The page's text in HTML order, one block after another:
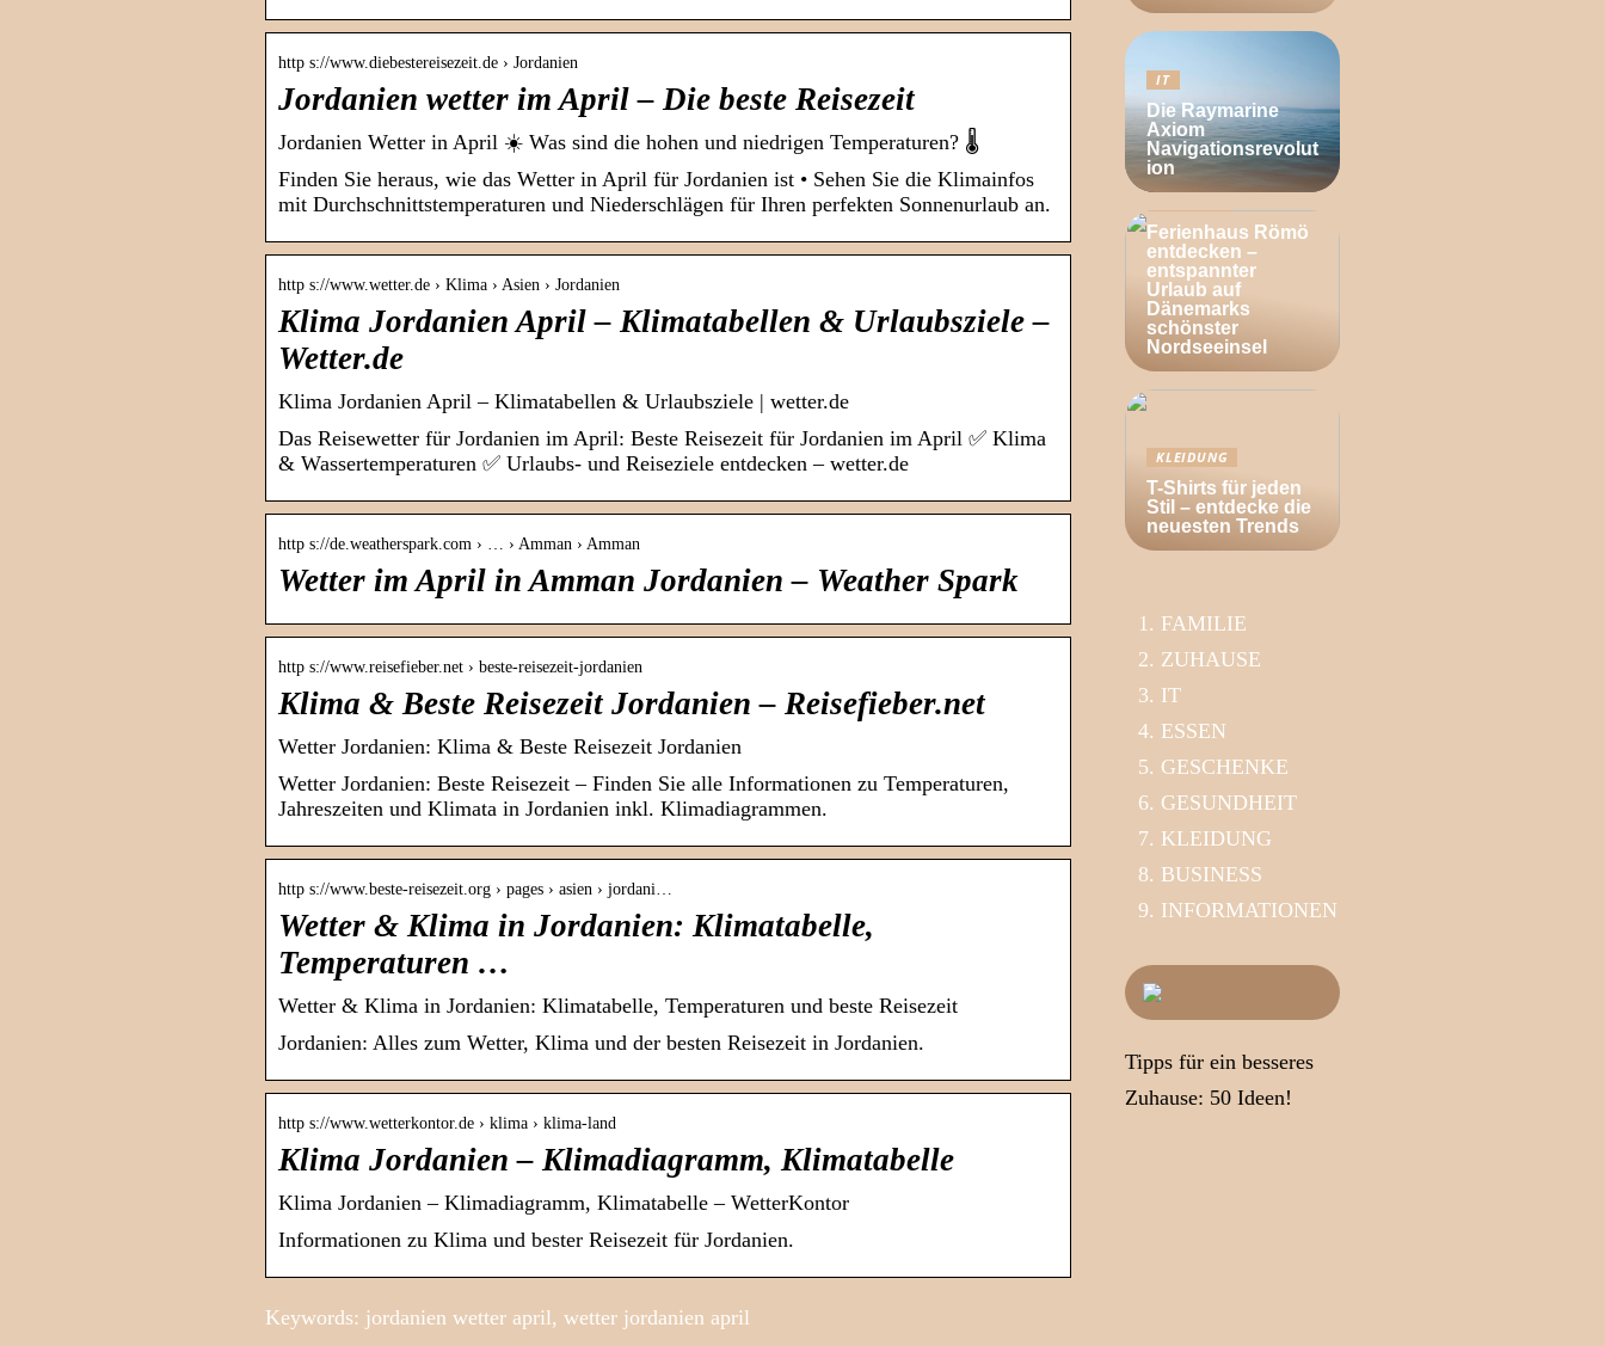
http s://www.diebestereisezeit.de › Jordanien
Jordanien wetter im April – Die beste Reisezeit
Jordanien Wetter in April ☀️ Was sind die hohen und niedrigen Temperaturen? 🌡️
Finden Sie heraus, wie das Wetter in April für Jordanien ist • Sehen Sie die Klimainfos
mit Durchschnittstemperaturen und Niederschlägen für Ihren perfekten Sonnenurlaub an.
http s://www.wetter.de › Klima › Asien › Jordanien
Klima Jordanien April – Klimatabellen & Urlaubsziele –
Wetter.de
Klima Jordanien April – Klimatabellen & Urlaubsziele | wetter.de
Das Reisewetter für Jordanien im April: Beste Reisezeit für Jordanien im April ✅ Klima
& Wassertemperaturen ✅ Urlaubs- und Reiseziele entdecken – wetter.de
http s://de.weatherspark.com › … › Amman › Amman
Wetter im April in Amman Jordanien – Weather Spark
http s://www.reisefieber.net › beste-reisezeit-jordanien
Klima & Beste Reisezeit Jordanien – Reisefieber.net
Wetter Jordanien: Klima & Beste Reisezeit Jordanien
Wetter Jordanien: Beste Reisezeit – Finden Sie alle Informationen zu Temperaturen,
Jahreszeiten und Klimata in Jordanien inkl. Klimadiagrammen.
http s://www.beste-reisezeit.org › pages › asien › jordani…
Wetter & Klima in Jordanien: Klimatabelle,
Temperaturen …
Wetter & Klima in Jordanien: Klimatabelle, Temperaturen und beste Reisezeit
Jordanien: Alles zum Wetter, Klima und der besten Reisezeit in Jordanien.
http s://www.wetterkontor.de › klima › klima-land
Klima Jordanien – Klimadiagramm, Klimatabelle
Klima Jordanien – Klimadiagramm, Klimatabelle – WetterKontor
Informationen zu Klima und bester Reisezeit für Jordanien.
Keywords: jordanien wetter april, wetter jordanien april
IT
Die Raymarine
Axiom
Navigationsrevolut
ion
Ferienhaus Römö
entdecken –
entspannter
Urlaub auf
Dänemarks
schönster
Nordseeinsel
KLEIDUNG
T-Shirts für jeden
Stil – entdecke die
neuesten Trends
FAMILIE
ZUHAUSE
IT
ESSEN
GESCHENKE
GESUNDHEIT
KLEIDUNG
BUSINESS
INFORMATIONEN
Tipps für ein besseres
Zuhause: 50 Ideen!